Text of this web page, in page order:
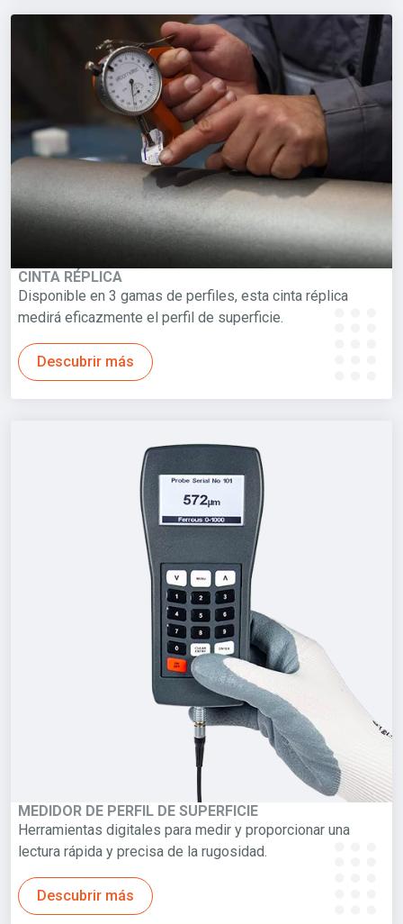
CINTA RÉPLICA
Disponible en 3 gamas de perfiles, esta cinta réplica
medirá eficazmente el perfil de superficie.
Descubrir más
MEDIDOR DE PERFIL DE SUPERFICIE
Herramientas digitales para medir y proporcionar una
lectura rápida y precisa de la rugosidad.
Descubrir más